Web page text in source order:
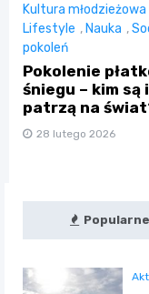
Kultura młodzieżowa
Lifestyle , Nauka ,
pokoleń
Pokolenie
śniegu – kim są
patrzą na
28 lutego 2026
Popularne